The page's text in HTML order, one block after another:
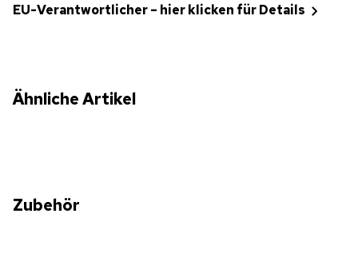
EU-Verantwortlicher – hier klicken für Details
Ähnliche Artikel
Zubehör